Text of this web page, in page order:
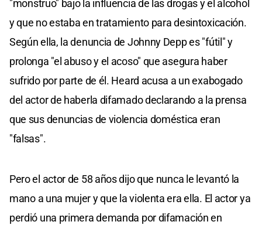
"monstruo" bajo la influencia de las drogas y el alcohol
y que no estaba en tratamiento para desintoxicación.
Según ella, la denuncia de Johnny Depp es "fútil" y
prolonga "el abuso y el acoso" que asegura haber
sufrido por parte de él. Heard acusa a un exabogado
del actor de haberla difamado declarando a la prensa
que sus denuncias de violencia doméstica eran
"falsas".
Pero el actor de 58 años dijo que nunca le levantó la
mano a una mujer y que la violenta era ella. El actor ya
perdió una primera demanda por difamación en